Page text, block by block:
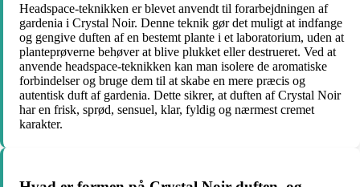
Headspace-teknikken er blevet anvendt til forarbejdningen af
gardenia i Crystal Noir. Denne teknik gør det muligt at indfange
og gengive duften af en bestemt plante i et laboratorium, uden at
planteprøverne behøver at blive plukket eller destrueret. Ved at
anvende headspace-teknikken kan man isolere de aromatiske
forbindelser og bruge dem til at skabe en mere præcis og
autentisk duft af gardenia. Dette sikrer, at duften af Crystal Noir
har en frisk, sprød, sensuel, klar, fyldig og nærmest cremet
karakter.